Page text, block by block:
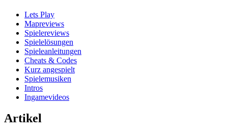
Lets Play
Mapreviews
Spielereviews
Spielelösungen
Spieleanleitungen
Cheats & Codes
Kurz angespielt
Spielemusiken
Intros
Ingamevideos
Artikel